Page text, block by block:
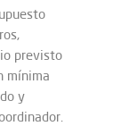
previsto
mínima
y